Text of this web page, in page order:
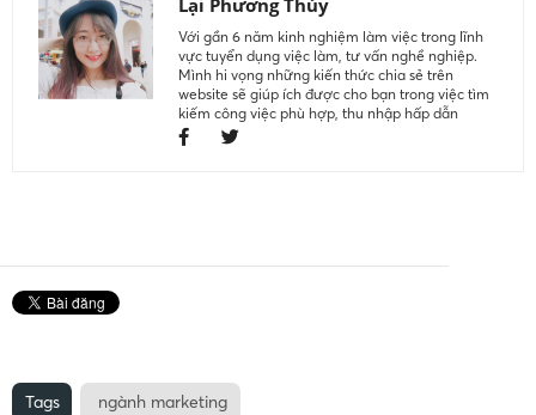
Lại Phương Thúy
Với gần 6 năm kinh nghiệm làm việc trong lĩnh
vực tuyển dụng việc làm, tư vấn nghề nghiệp.
Mình hi vọng những kiến thức chia sẻ trên
website sẽ giúp ích được cho bạn trong việc tìm
kiếm công việc phù hợp, thu nhập hấp dẫn
Tags ngành marketing